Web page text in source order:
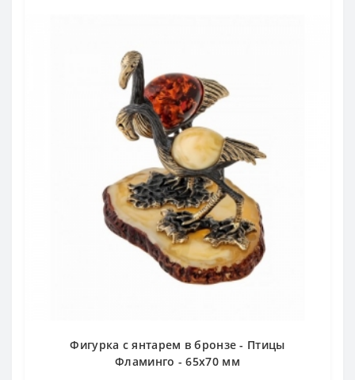
Фигурка с янтарем в бронзе - Птицы
Фламинго - 65х70 мм